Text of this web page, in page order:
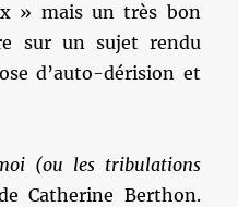
» mais un très bon
sur un sujet rendu
d’auto-dérision et
(ou les tribulations
Catherine Berthon.